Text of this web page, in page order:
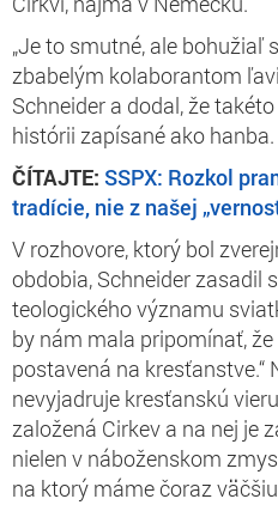
„Je to smutné, ale bohužiaľ
zbabelým kolaborantom
Schneider a dodal, že
histórii zapísané ako hanba.
ČÍTAJTE: SSPX: Rozkol
tradície, nie z našej
V rozhovore, ktorý bol
obdobia, Schneider zasadil
teologického významu
by nám mala pripomínať,
postavená na kresťanstve.“
nevyjadruje kresťanskú
založená Cirkev a na nej je
nielen v náboženskom
na ktorý máme čoraz